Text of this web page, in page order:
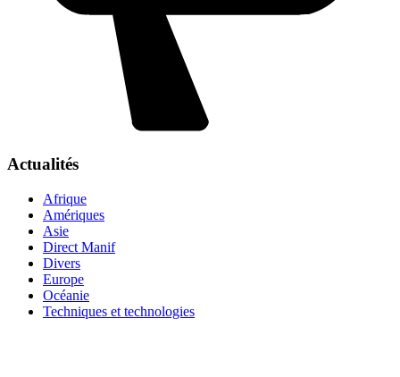
Actualités
Afrique
Amériques
Asie
Direct Manif
Divers
Europe
Océanie
Techniques et technologies